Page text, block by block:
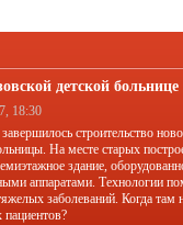
детской
18:30
строительство
На месте старых
здание,
аппаратами. Технологии
заболеваний. Когда там
пациентов?